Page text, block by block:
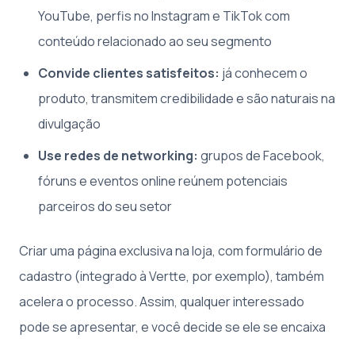
YouTube, perfis no Instagram e TikTok com
conteúdo relacionado ao seu segmento
Convide clientes satisfeitos: já conhecem o
produto, transmitem credibilidade e são naturais na
divulgação
Use redes de networking: grupos de Facebook,
fóruns e eventos online reúnem potenciais
parceiros do seu setor
Criar uma página exclusiva na loja, com formulário de
cadastro (integrado à Vertte, por exemplo), também
acelera o processo. Assim, qualquer interessado
pode se apresentar, e você decide se ele se encaixa